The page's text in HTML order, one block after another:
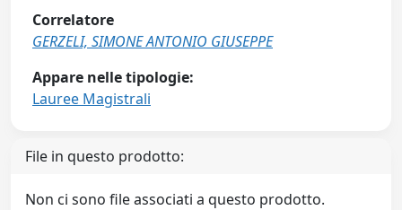
Correlatore
GERZELI, SIMONE ANTONIO GIUSEPPE
Appare nelle tipologie:
Lauree Magistrali
File in questo prodotto:
Non ci sono file associati a questo prodotto.